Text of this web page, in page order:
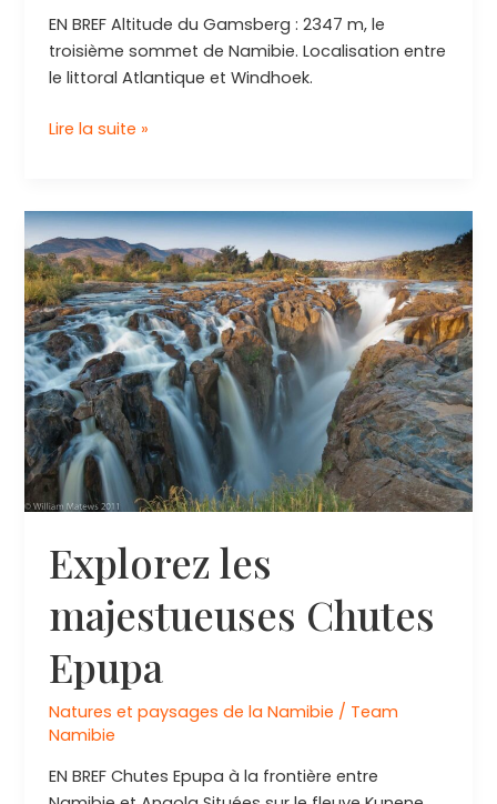
EN BREF Altitude du Gamsberg : 2347 m, le
troisième sommet de Namibie. Localisation entre
le littoral Atlantique et Windhoek.
Exploration
du
Gamsberg
:
un
Voyage
au
Cœur
des
Montagnes
Lire la suite »
Explorez les
majestueuses Chutes
Epupa
Natures et paysages de la Namibie / Team
Namibie
EN BREF Chutes Epupa à la frontière entre